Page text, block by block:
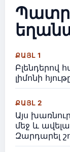
ՔԱՅԼ 1
Բլենդերով
լիմոնի
ՔԱՅԼ 2
Այս
մեջ և
Զարդարել